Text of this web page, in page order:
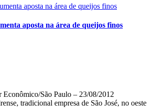
aposta na área de queijos finos
Econômico/São Paulo – 23/08/2012
tradicional empresa de São José, no